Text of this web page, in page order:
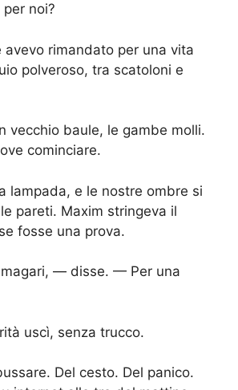
noi?
avevo rimandato per una vita
polveroso, tra scatoloni e
vecchio baule, le gambe molli.
cominciare.
lampada, e le nostre ombre si
pareti. Maxim stringeva il
fosse una prova.
— disse. — Per una
uscì, senza trucco.
Del cesto. Del panico.